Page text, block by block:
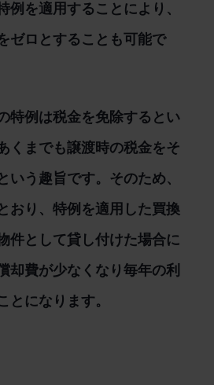
例を適用することにより、
ゼロとすることも可能で
特例は税金を免除するとい
くまでも譲渡時の税金をそ
いう趣旨です。そのため、
おり、特例を適用した買換
件として貸し付けた場合に
却費が少なくなり毎年の利
とになります。